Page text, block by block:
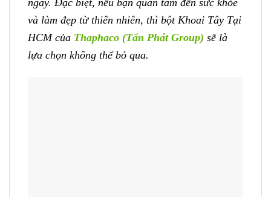
ngày. Đặc biệt, nếu bạn quan tâm đến sức khỏe
và làm đẹp từ thiên nhiên, thì bột Khoai Tây Tại
HCM của Thaphaco (Tấn Phát Group) sẽ là
lựa chọn không thể bỏ qua.